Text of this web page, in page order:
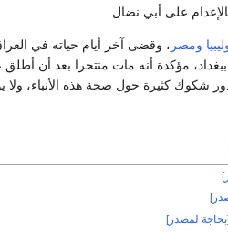
على أبي نضال.
ومصر
ببغداد، مؤكدة أنه مات منتحرا بعد أن
كثيرة حول صحة هذه الأنباء، ولا
لمصدر]